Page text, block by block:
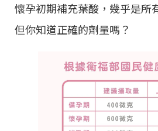
懷孕初期補充葉酸，幾乎是所
但你知道正確的劑量嗎？